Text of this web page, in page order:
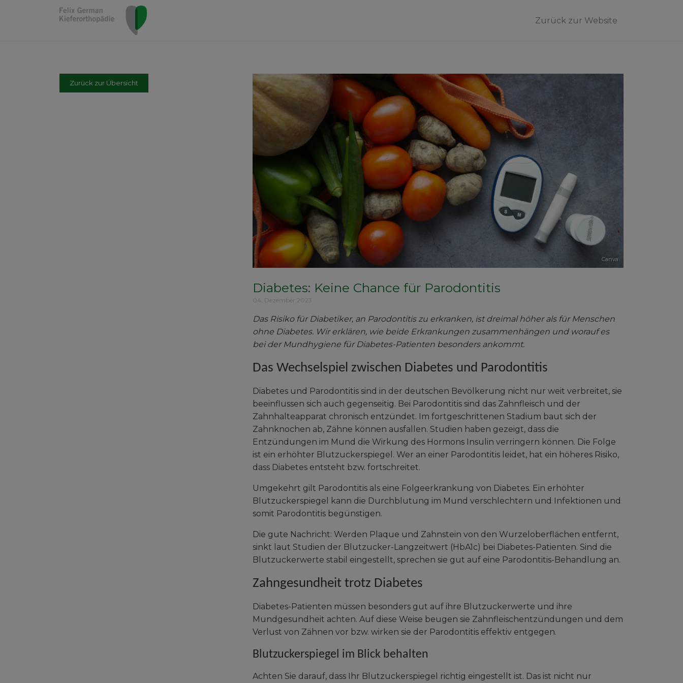
Zurück zur Website
Zurück zur Übersicht
Canva
Diabetes: Keine Chance für Parodontitis
04. Dezember 2023
Das Risiko für Diabetiker, an Parodontitis zu erkranken, ist dreimal höher als für Menschen
ohne Diabetes. Wir erklären, wie beide Erkrankungen zusammenhängen und worauf es
bei der Mundhygiene für Diabetes-Patienten besonders ankommt.
Das Wechselspiel zwischen Diabetes und Parodontitis
Diabetes und Parodontitis sind in der deutschen Bevölkerung nicht nur weit verbreitet, sie
beeinflussen sich auch gegenseitig. Bei Parodontitis sind das Zahnfleisch und der
Zahnhalteapparat chronisch entzündet. Im fortgeschrittenen Stadium baut sich der
Zahnknochen ab, Zähne können ausfallen. Studien haben gezeigt, dass die
Entzündungen im Mund die Wirkung des Hormons Insulin verringern können. Die Folge
ist ein erhöhter Blutzuckerspiegel. Wer an einer Parodontitis leidet, hat ein höheres Risiko,
dass Diabetes entsteht bzw. fortschreitet.
Umgekehrt gilt Parodontitis als eine Folgeerkrankung von Diabetes. Ein erhöhter
Blutzuckerspiegel kann die Durchblutung im Mund verschlechtern und Infektionen und
somit Parodontitis begünstigen.
Die gute Nachricht: Werden Plaque und Zahnstein von den Wurzeloberflächen entfernt,
sinkt laut Studien der Blutzucker-Langzeitwert (HbA1c) bei Diabetes-Patienten. Sind die
Blutzuckerwerte stabil eingestellt, sprechen sie gut auf eine Parodontitis-Behandlung an.
Zahngesundheit trotz Diabetes
Diabetes-Patienten müssen besonders gut auf ihre Blutzuckerwerte und ihre
Mundgesundheit achten. Auf diese Weise beugen sie Zahnfleischentzündungen und dem
Verlust von Zähnen vor bzw. wirken sie der Parodontitis effektiv entgegen.
Blutzuckerspiegel im Blick behalten
Achten Sie darauf, dass Ihr Blutzuckerspiegel richtig eingestellt ist. Das ist nicht nur